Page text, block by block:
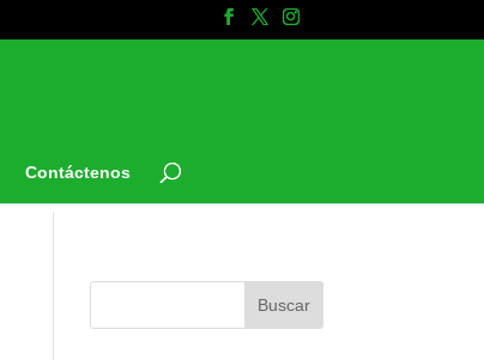
Contáctenos